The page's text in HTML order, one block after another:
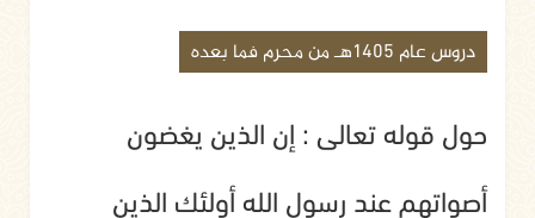
دروس عام 1405هـ من محرم فما بعده
حول قوله تعالى : إن الذين يغضون
أصواتهم عند رسول الله أولئك الذين